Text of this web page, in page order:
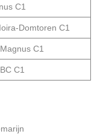
C1
Domtoren C1
C1
C1